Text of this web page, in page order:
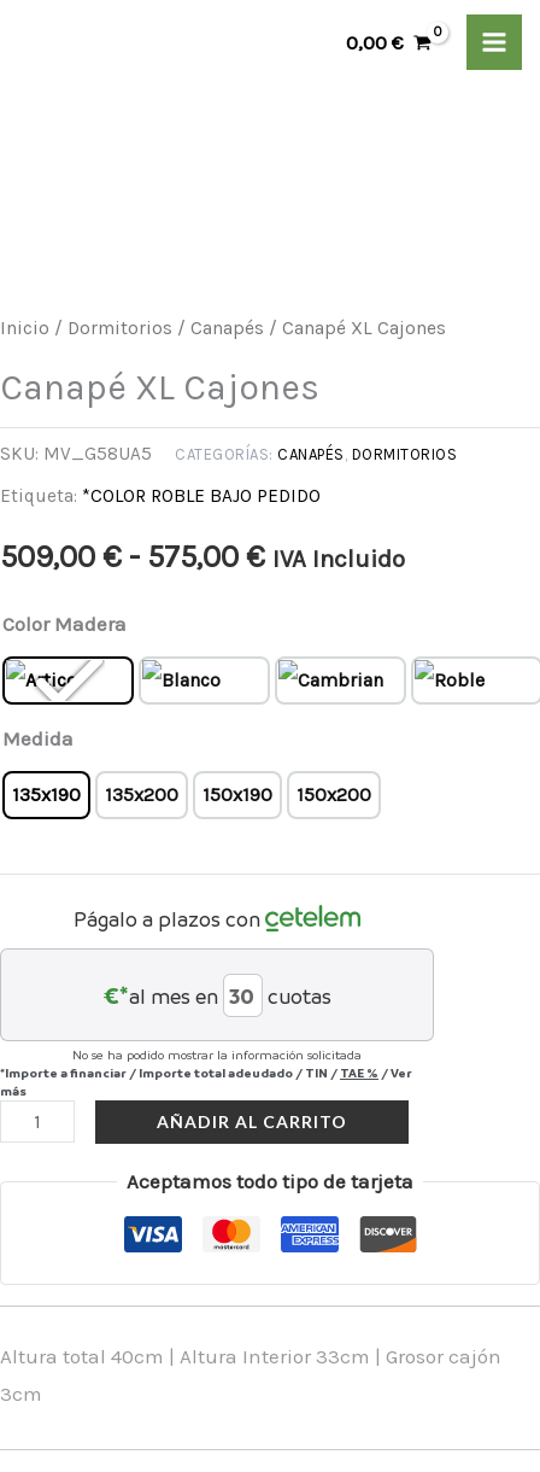
0,00€
Inicio / Dormitorios / Canapés / Canapé XL Cajones
Canapé XL Cajones
SKU: MV_G58UA5 CATEGORÍAS: CANAPÉS , DORMITORIOS
Etiqueta: *COLOR ROBLE BAJO PEDIDO
509,00 € - 575,00 €
desde
509,00 €
hasta
575,00 €
IVA Incluido
Color Madera
Medida
135x190 135x200 150x190 150x200
Págalo a plazos con
€*al mes en cuotas
No se ha podido mostrar la información solicitada
*Importe a financiar / Importe total adeudado / TIN / TAE % /Ver
más
AÑADIR AL CARRITO
Aceptamos todo tipo de tarjeta
Altura total 40cm | Altura Interior 33cm | Grosor cajón
3cm